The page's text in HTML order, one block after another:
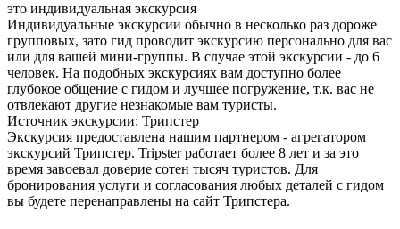
это индивидуальная экскурсия
Индивидуальные экскурсии обычно в несколько раз дороже
групповых, зато гид проводит экскурсию персонально для вас
или для вашей мини-группы. В случае этой экскурсии - до 6
человек. На подобных экскурсиях вам доступно более
глубокое общение с гидом и лучшее погружение, т.к. вас не
отвлекают другие незнакомые вам туристы.
Источник экскурсии: Трипстер
Экскурсия предоставлена нашим партнером - агрегатором
экскурсий Трипстер. Tripster работает более 8 лет и за это
время завоевал доверие сотен тысяч туристов. Для
бронирования услуги и согласования любых деталей с гидом
вы будете перенаправлены на сайт Трипстера.